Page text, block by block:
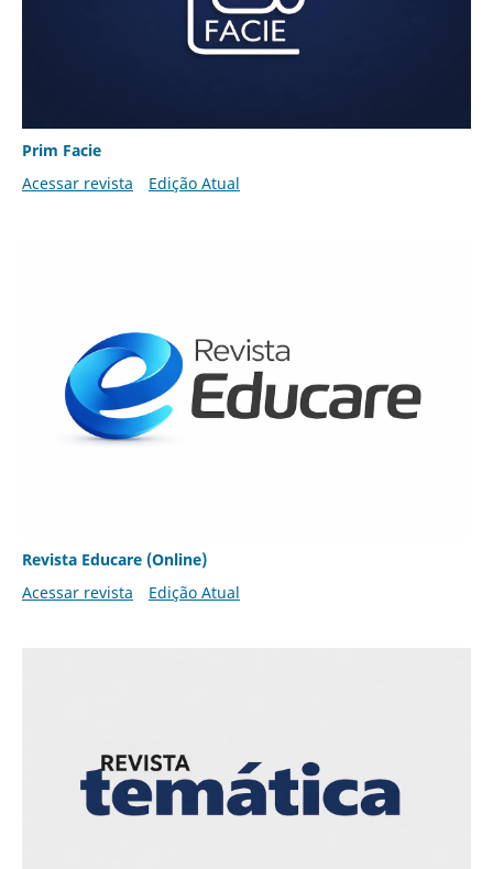
Prim Facie
Acessar revista
Edição Atual
Revista Educare (Online)
Acessar revista
Edição Atual